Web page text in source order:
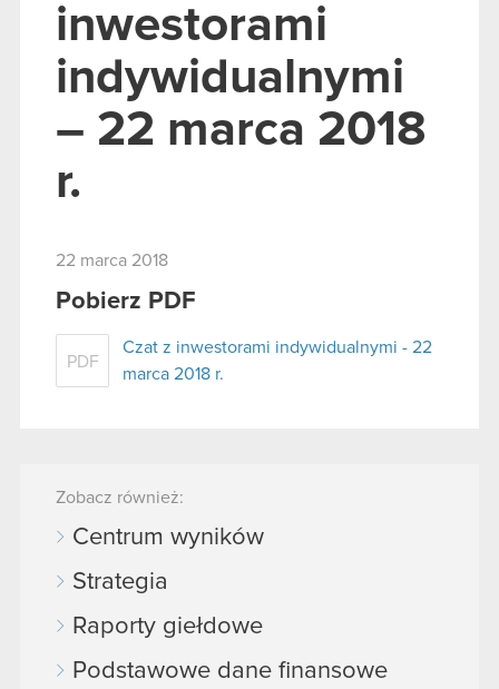
inwestorami
indywidualnymi
– 22 marca 2018
r.
22 marca 2018
Pobierz PDF
PDF
Czat z inwestorami indywidualnymi - 22
marca 2018 r.
Zobacz również:
Centrum wyników
Strategia
Raporty giełdowe
Podstawowe dane finansowe